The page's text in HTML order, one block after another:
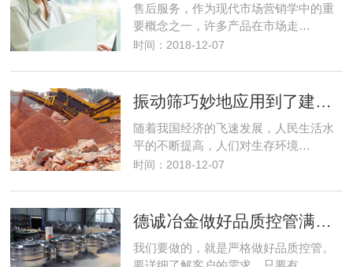
售后服务，作为现代市场营销学中的重
要概念之一，许多产品在市场走…
时间：2018-12-07
随着我国经济的飞速发展，人民生活水
平的不断提高，人们对生存环境…
时间：2018-12-07
我们要做的，就是严格做好品质控管。